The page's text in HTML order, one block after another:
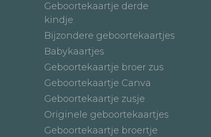
Geboortekaartje derde
kindje
Bijzondere geboortekaartjes
Babykaartjes
Geboortekaartje broer zus
Geboortekaartje Canva
Geboortekaartje zusje
Originele geboortekaartjes
Geboortekaartje broertje